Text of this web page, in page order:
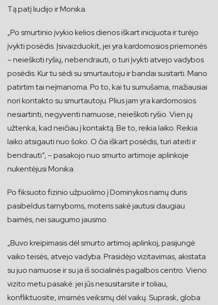
Tą patį liudijo ir Monika.
„Po smurtinio įvykio kelios dienos iškart inicijuota ir turėjo
įvykti posėdis. Įsivaizduokit, jei yra kardomosios priemonės
– neieškoti ryšių, nebendrauti, o turi įvykti atvejo vadybos
posėdis. Kur tu sėdi su smurtautoju ir bandai susitarti. Mano
patirtim tai neįmanoma. Po to, kai tu sumušama, mažiausiai
nori kontakto su smurtautoju. Plius jam yra kardomosios
nesiartinti, negyventi namuose, neieškoti ryšio. Vien jų
užtenka, kad neičiau į kontaktą. Be to, reikia laiko. Reikia
laiko atsigauti nuo šoko. O čia iškart posėdis, turi ateiti ir
bendrauti“, – pasakojo nuo smurto artimoje aplinkoje
nukentėjusi Monika.
Po fiksuoto fizinio užpuolimo į Dominykos namų duris
pasibeldus tarnyboms, moteris sakė jautusi daugiau
baimės, nei saugumo jausmo.
„Buvo kreipimasis dėl smurto artimoj aplinkoj, pasijungė
vaiko teisės, atvejo vadyba. Prasidėjo vizitavimas, akistata
su juo namuose ir su ja iš socialinės pagalbos centro. Vieno
vizito metu pasakė: jei jūs nesusitarsite ir toliau,
konfliktuosite, imsimės veiksmų dėl vaikų. Suprask, globa